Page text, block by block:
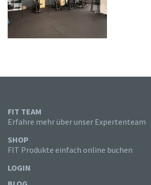
FIT TEAM
Erfahre mehr über unser Expertenteam
SHOP
FIT Produkte einfach online buchen
LOGIN